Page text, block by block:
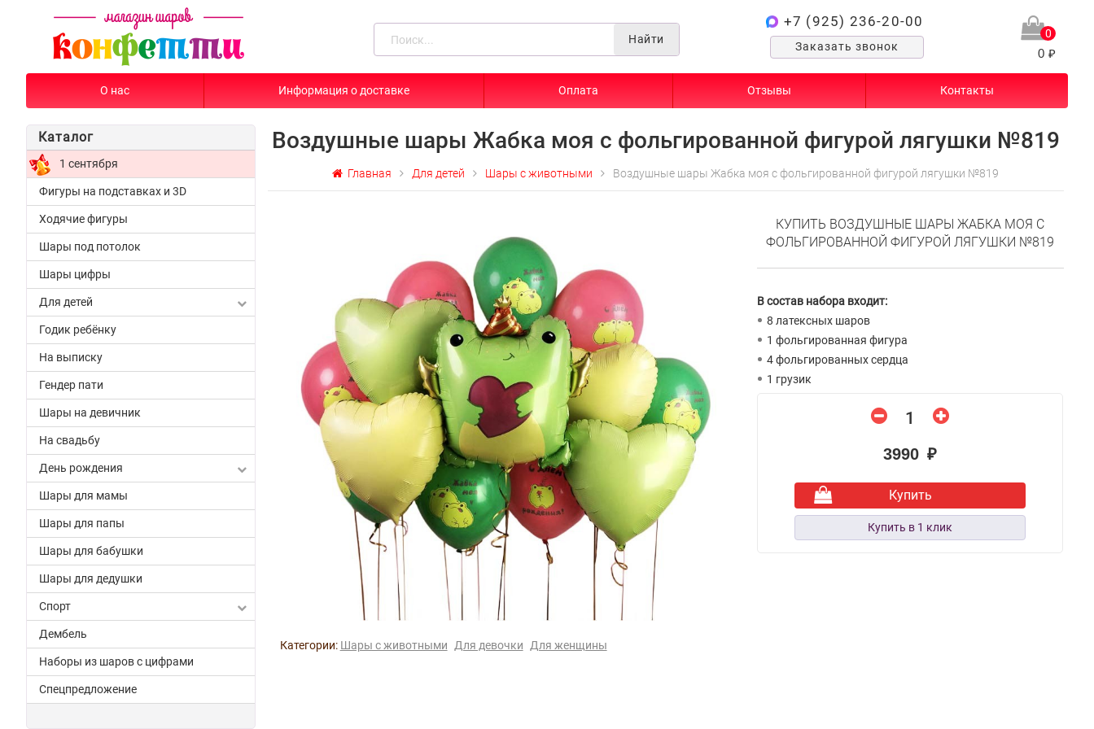
Найти
+7 (925) 236-20-00
Заказать звонок
0
0 ₽
О нас Информация о доставке Оплата Отзывы Контакты
Каталог
1 сентября
Фигуры на подставках и 3D
Ходячие фигуры
Шары под потолок
Шары цифры
Для детей
Годик ребёнку
На выписку
Гендер пати
Шары на девичник
На свадьбу
День рождения
Шары для мамы
Шары для папы
Шары для бабушки
Шары для дедушки
Спорт
Дембель
Наборы из шаров с цифрами
Спецпредложение
Воздушные шары Жабка моя с фольгированной фигурой лягушки №819
Главная Для детей Шары с животными Воздушные шары Жабка моя с фольгированной фигурой лягушки №819
Категории: Шары с животными Для девочки Для женщины
КУПИТЬ ВОЗДУШНЫЕ ШАРЫ ЖАБКА МОЯ С
ФОЛЬГИРОВАННОЙ ФИГУРОЙ ЛЯГУШКИ №819
В состав набора входит:
8 латексных шаров
1 фольгированная фигура
4 фольгированных сердца
1 грузик
3990 ₽
Купить